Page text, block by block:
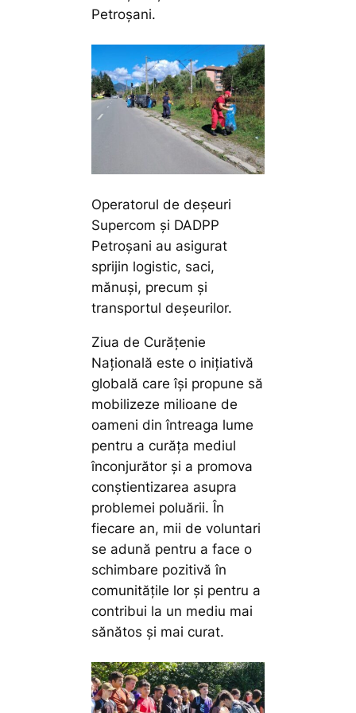
Petroșani.
Operatorul de deșeuri
Supercom și DADPP
Petroșani au asigurat
sprijin logistic, saci,
mănuși, precum și
transportul deșeurilor.
Ziua de Curățenie
Națională este o inițiativă
globală care își propune să
mobilizeze milioane de
oameni din întreaga lume
pentru a curăța mediul
înconjurător și a promova
conștientizarea asupra
problemei poluării. În
fiecare an, mii de voluntari
se adună pentru a face o
schimbare pozitivă în
comunitățile lor și pentru a
contribui la un mediu mai
sănătos și mai curat.